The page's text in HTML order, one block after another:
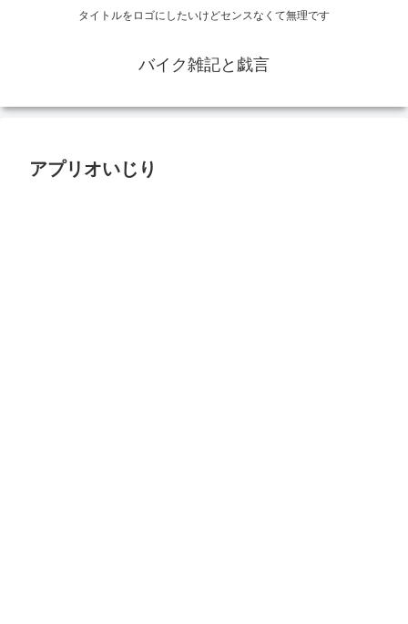
タイトルをロゴにしたいけどセンスなくて無理です
バイク雑記と戯言
アプリオいじり